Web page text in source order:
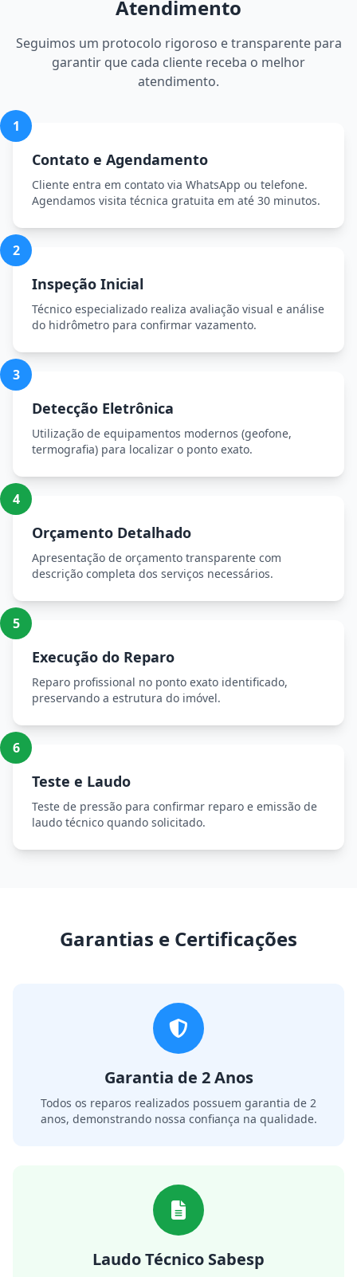
Atendimento
Seguimos um protocolo rigoroso e transparente para
garantir que cada cliente receba o melhor
atendimento.
1
Contato e Agendamento
Cliente entra em contato via WhatsApp ou telefone.
Agendamos visita técnica gratuita em até 30 minutos.
2
Inspeção Inicial
Técnico especializado realiza avaliação visual e análise
do hidrômetro para confirmar vazamento.
3
Detecção Eletrônica
Utilização de equipamentos modernos (geofone,
termografia) para localizar o ponto exato.
4
Orçamento Detalhado
Apresentação de orçamento transparente com
descrição completa dos serviços necessários.
5
Execução do Reparo
Reparo profissional no ponto exato identificado,
preservando a estrutura do imóvel.
6
Teste e Laudo
Teste de pressão para confirmar reparo e emissão de
laudo técnico quando solicitado.
Garantias e Certificações
Garantia de 2 Anos
Todos os reparos realizados possuem garantia de 2
anos, demonstrando nossa confiança na qualidade.
Laudo Técnico Sabesp